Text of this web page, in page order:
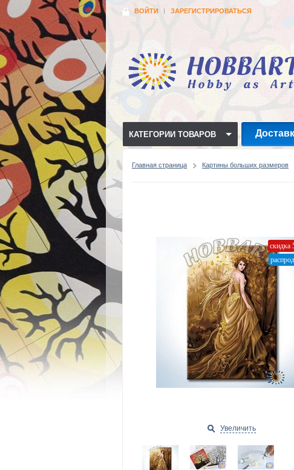
ВОЙТИ ЗАРЕГИСТРИРОВАТЬСЯ
КАТЕГОРИИ ТОВАРОВ
Главная страница Картины больших размеров
скидка
Увеличить